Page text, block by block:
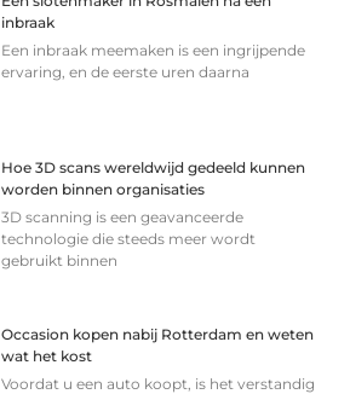
inbraak
Een inbraak meemaken is een ingrijpende
ervaring, en de eerste uren daarna
Hoe 3D scans wereldwijd gedeeld kunnen
worden binnen organisaties
3D scanning is een geavanceerde
technologie die steeds meer wordt
gebruikt binnen
Occasion kopen nabij Rotterdam en weten
wat het kost
Voordat u een auto koopt, is het verstandig